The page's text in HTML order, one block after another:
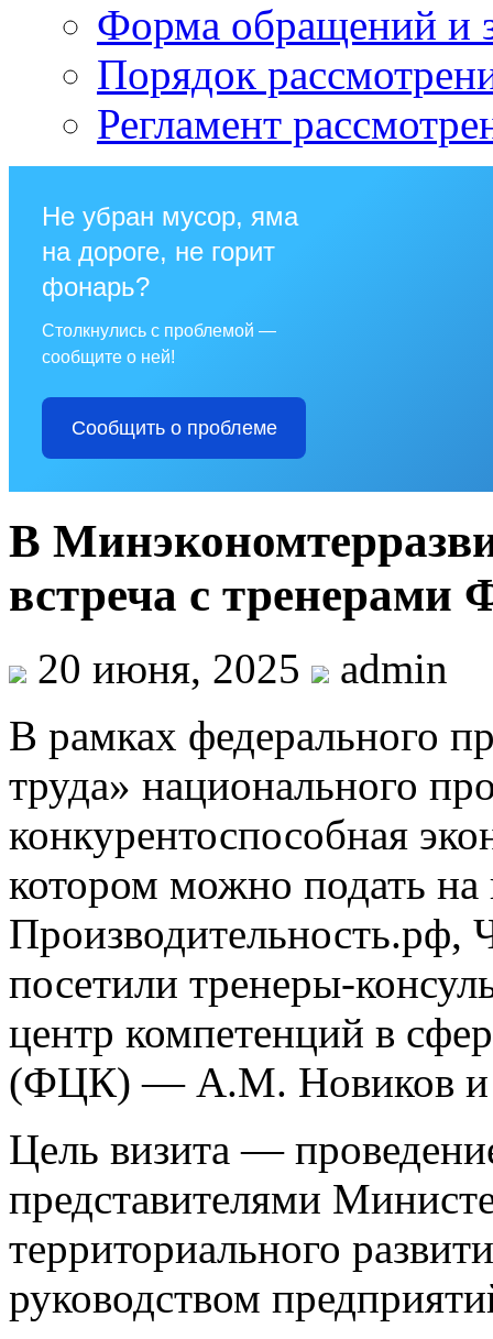
Форма обращений и
Порядок
Регламент
Не убран мусор, яма
на дороге, не горит
фонарь?
Столкнулись с проблемой —
сообщите о ней!
Сообщить о проблеме
В
встреча с
20 июня, 2025
admin
В рамках федерального
труда» национального
конкурентоспособная
котором можно подать на
Производительность.рф,
посетили тренеры-
центр компетенций в
(ФЦК) — А.М. Новиков и
Цель визита —
представителями
территориального
руководством